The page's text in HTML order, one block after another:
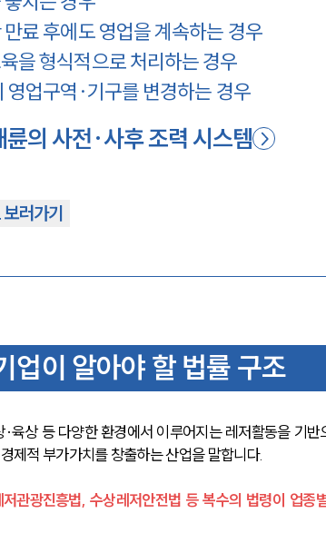
료 후에도 영업을 계속하는 경우
을 형식적으로 처리하는 경우
영업구역·기구를 변경하는 경우
의 사전·사후 조력 시스템
러가기
업이 알아야 할 법률 구조
·육상 등 다양한 환경에서 이루어지는 레저활동을 기
제적 부가가치를 창출하는 산업을 말합니다.
저관광진흥법, 수상레저안전법 등 복수의 법령이 업종